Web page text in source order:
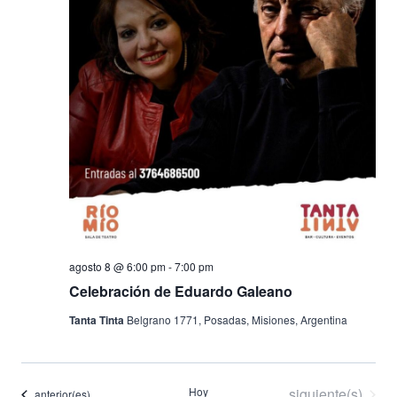
Celebración de Eduardo Galeano
agosto 8 @ 6:00 pm-7:00 pm
Tanta Tinta Belgrano 1771, Posadas, Misiones, Argentina
Eventos Hoy